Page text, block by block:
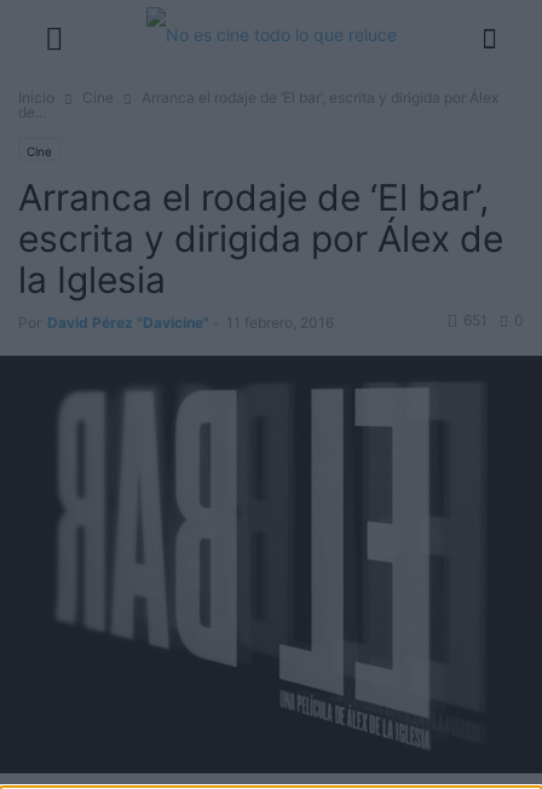
Inicio Cine
Arranca el rodaje de ‘El bar’, escrita y dirigida por Álex
de...
Cine
Arranca el rodaje de ‘El bar’,
escrita y dirigida por Álex de
la Iglesia
Por David Pérez "Davicine" 11 febrero, 2016 0
651